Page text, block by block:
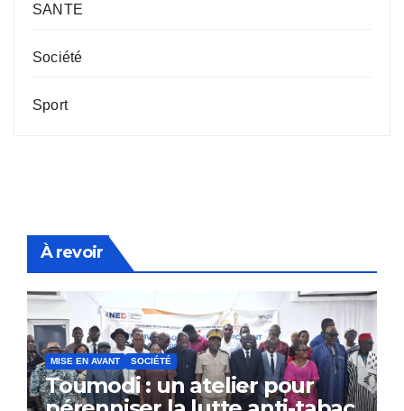
SANTE
Société
Sport
À revoir
MISE EN AVANT SOCIÉTÉ
Toumodi : un atelier pour